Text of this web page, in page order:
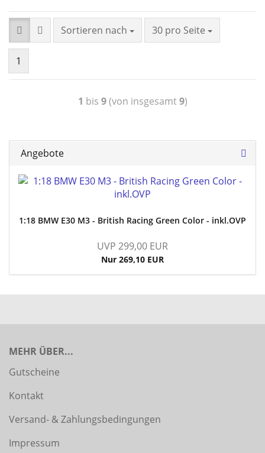
Sortieren nach 30 pro Seite
1
1 bis 9(von insgesamt9)
Angebote
1:18 BMW E30 M3 - British Racing Green Color - inkl.OVP
UVP 299,00 EUR
Nur 269,10 EUR
MEHR ÜBER...
Gutscheine
Kontakt
Versand- & Zahlungsbedingungen
Impressum